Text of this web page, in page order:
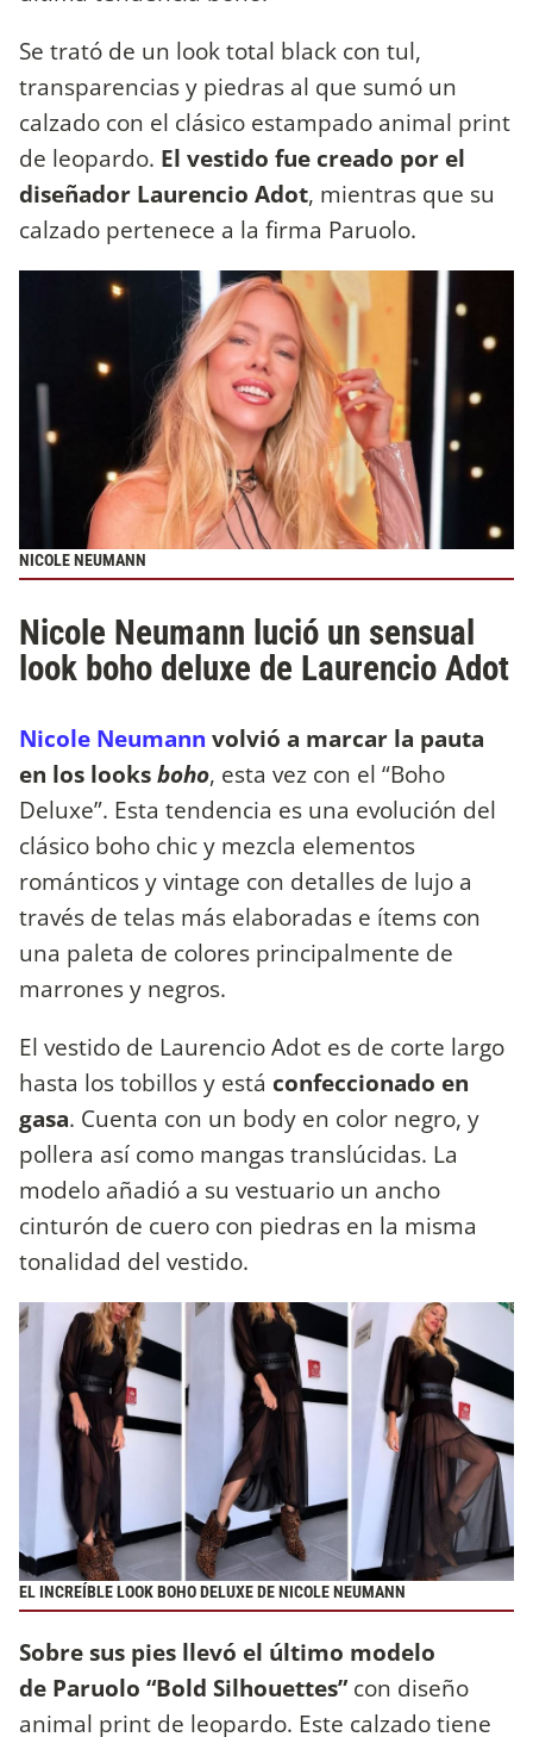
Se trató de un look total black con tul,
transparencias y piedras al que sumó un
calzado con el clásico estampado animal print
de leopardo. El vestido fue creado por el
diseñador Laurencio Adot, mientras que su
calzado pertenece a la firma Paruolo.
NICOLE NEUMANN
Nicole Neumann lució un sensual
look boho deluxe de Laurencio Adot
Nicole Neumann volvió a marcar la pauta
en los looksboho, esta vez con el “Boho
Deluxe”. Esta tendencia es una evolución del
clásico boho chic y mezcla elementos
románticos y vintage con detalles de lujo a
través de telas más elaboradas e ítems con
una paleta de colores principalmente de
marrones y negros.
El vestido de Laurencio Adot es de corte largo
hasta los tobillos y está confeccionado en
gasa. Cuenta con un body en color negro, y
pollera así como mangas translúcidas. La
modelo añadió a su vestuario un ancho
cinturón de cuero con piedras en la misma
tonalidad del vestido.
EL INCREÍBLE LOOK BOHO DELUXE DE NICOLE NEUMANN
Sobre sus pies llevó el último modelo
de Paruolo “Bold Silhouettes”con diseño
animal print de leopardo. Este calzado tiene